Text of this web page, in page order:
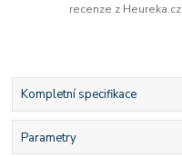
recenze z Heureka.cz
Kompletní specifikace
Parametry